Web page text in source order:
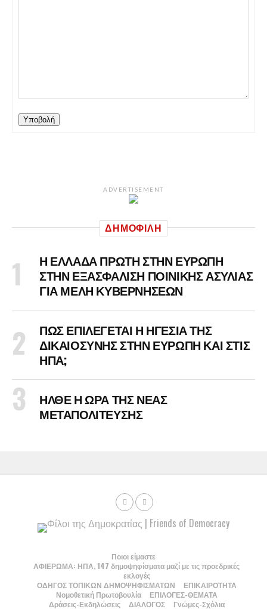
Υποβολή
ADVERTISEMENT
ΔΗΜΟΦΙΛΉ
Η ΕΛΛΑΔΑ ΠΡΩΤΗ ΣΤΗΝ ΕΥΡΩΠΗ
ΣΤΗΝ ΕΞΑΣΦΑΛΙΣΗ ΠΟΙΝΙΚΗΣ ΑΣΥΛΙΑΣ
ΓΙΑ ΜΕΛΗ ΚΥΒΕΡΝΗΣΕΩΝ
ΠΩΣ ΕΠΙΛΕΓΕΤΑΙ Η ΗΓΕΣΙΑ ΤΗΣ
ΔΙΚΑΙΟΣΥΝΗΣ ΣΤΗΝ ΕΥΡΩΠΗ ΚΑΙ ΣΤΙΣ
ΗΠΑ;
ΗΛΘΕ Η ΩΡΑ ΤΗΣ ΝΕΑΣ
ΜΕΤΑΠΟΛΙΤΕΥΣΗΣ
Ποιοι είμαστε
ΑΦΙΕΡΩΜΑ: ΗΠΑ, 147 δημοψηφίσματα μαζί με τις προεδρικές
εκλογές
ΟΔΗΓΟΣ ΤΟΠΙΚΩΝ ΔΗΜΟΨΗΦΙΣΜΑΤΩΝ
ΕΠΙΚΑΙΡΟΤΗΤΑ
Νομοθετική Πρωτοβουλία
ΕΠΙΛΟΓΕΣ-ΘΕΜΑΤΑ
Δράσεις-Εκδηλώσεις
ΔΙΑΛΟΓΟΣ
Γνώμες-Σχόλια